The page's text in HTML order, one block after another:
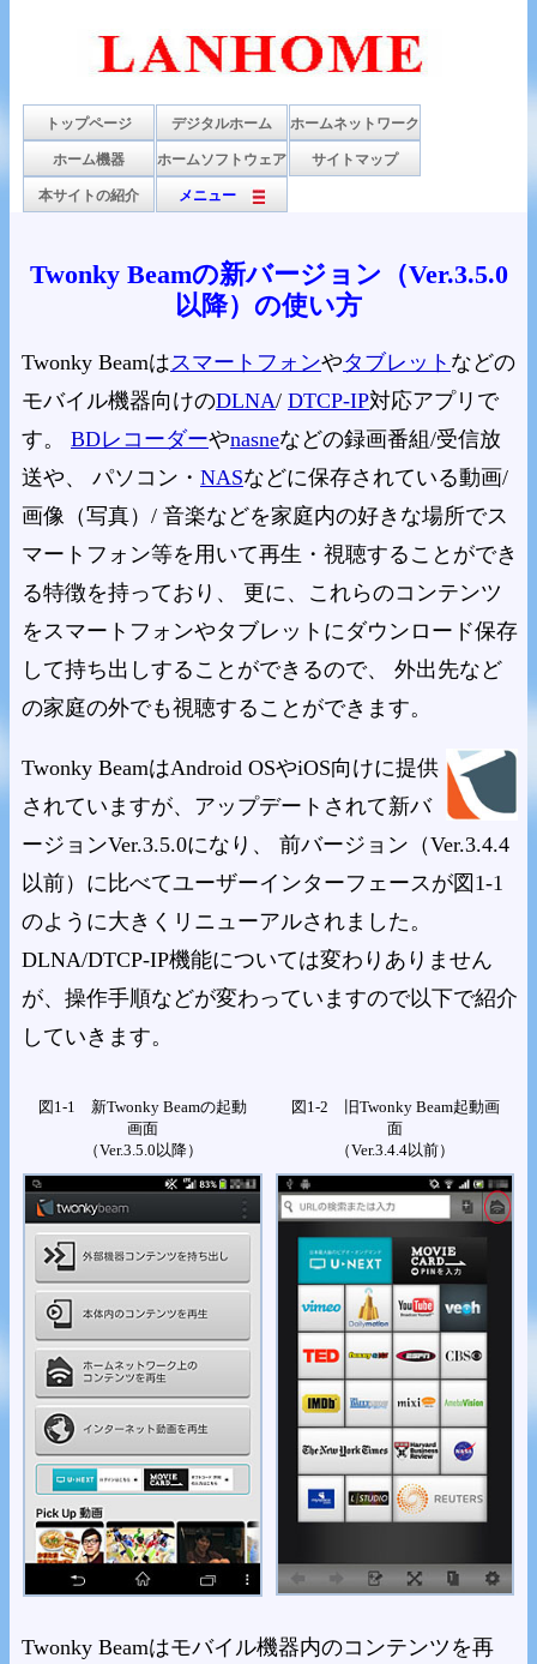
トップページ デジタルホーム ホームネットワーク
ホーム機器 ホームソフトウェア サイトマップ
本サイトの紹介 メニュー
Twonky Beamの新バージョン（Ver.3.5.0
以降）の使い方
Twonky Beamは スマートフォンやタブレット などの
モバイル機器向けのDLNA/ DTCP-IP対応アプリで
す。 BDレコーダーやnasneなどの録画番組/受信放
送や、 パソコン・ NASなどに保存されている動画/
画像（写真）/ 音楽などを家庭内の好きな場所でス
マートフォン等を用いて再生・視聴することができ
る特徴を持っており、 更に、これらのコンテンツ
をスマートフォンやタブレットにダウンロード保存
して持ち出しすることができるので、 外出先など
の家庭の外でも視聴することができます。
Twonky BeamはAndroid OSやiOS向けに提供
されていますが、アップデートされて新バ
ージョンVer.3.5.0になり、 前バージョン（Ver.3.4.4
以前）に比べてユーザーインターフェースが図1-1
のように大きくリニューアルされました。
DLNA/DTCP-IP機能については変わりありません
が、操作手順などが変わっていますので以下で紹介
していきます。
図1-1 新Twonky Beamの起動
画面
（Ver.3.5.0以降）
図1-2 旧Twonky Beam起動画
面
（Ver.3.4.4以前）
Twonky Beamはモバイル機器内のコンテンツを再